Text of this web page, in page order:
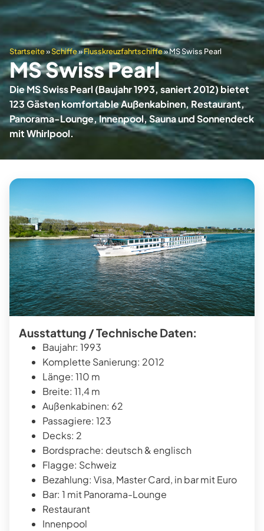
Startseite»Schiffe»Flusskreuzfahrtschiffe»MS Swiss Pearl
MS Swiss Pearl
Die MS Swiss Pearl (Baujahr 1993, saniert 2012) bietet
123 Gästen komfortable Außenkabinen, Restaurant,
Panorama-Lounge, Innenpool, Sauna und Sonnendeck
mit Whirlpool.
Ausstattung / Technische Daten:
Baujahr: 1993
Komplette Sanierung: 2012
Länge: 110 m
Breite: 11,4 m
Außenkabinen: 62
Passagiere: 123
Decks: 2
Bordsprache: deutsch & englisch
Flagge: Schweiz
Bezahlung: Visa, Master Card, in bar mit Euro
Bar: 1 mit Panorama-Lounge
Restaurant
Innenpool